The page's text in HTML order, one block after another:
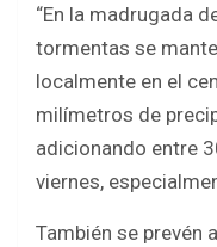
“En la madrugada
tormentas se
localmente en el
milímetros de
adicionando entre
viernes,
También se prevén